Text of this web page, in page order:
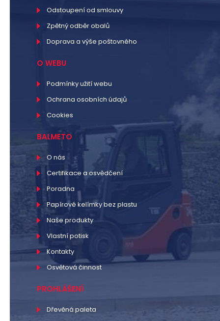
Odstoupení od smlouvy
Zpětný odběr obalů
Doprava a výše poštovného
O WEBU
Podmínky užití webu
Ochrana osobních údajů
Cookies
BALMETO
O nás
Certifikace a osvědčení
Poradna
Papírové kelímky bez plastu
Naše produkty
Vlastní potisk
Kontakty
Osvětová činnost
PROHLÁŠENÍ
Dřevěná paleta